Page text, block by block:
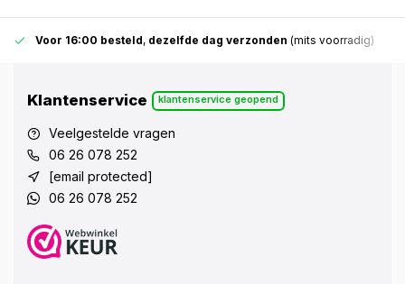
Voor 16:00 besteld, dezelfde dag verzonden (mits voorradig)
Klantenservice klantenservice geopend
Veelgestelde vragen
06 26 078 252
[email protected]
06 26 078 252